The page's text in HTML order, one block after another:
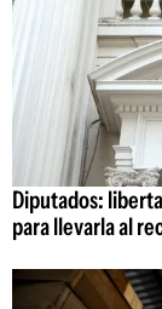
Diputados:
para llevarla al